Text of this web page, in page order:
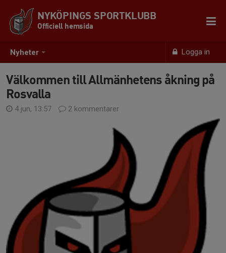
Nyheter Logga in
NYKÖPINGS SPORTKLUBB
Officiell hemsida
Välkommen till Allmänhetens åkning på
Rosvalla
4 jun, 13:57 2 kommentarer